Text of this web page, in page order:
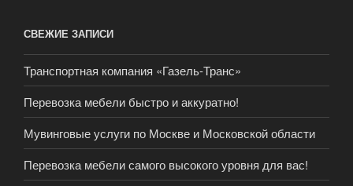
СВЕЖИЕ ЗАПИСИ
Транспортная компания «Газель-Транс»
Перевозка мебели быстро и аккуратно!
Мувинговые услуги по Москве и Московской области
Перевозка мебели самого высокого уровня для вас!